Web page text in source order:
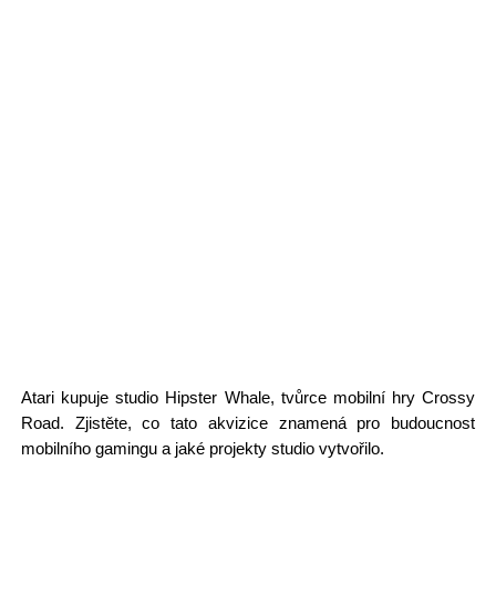
Atari kupuje studio Hipster Whale, tvůrce mobilní hry Crossy
Road. Zjistěte, co tato akvizice znamená pro budoucnost
mobilního gamingu a jaké projekty studio vytvořilo.